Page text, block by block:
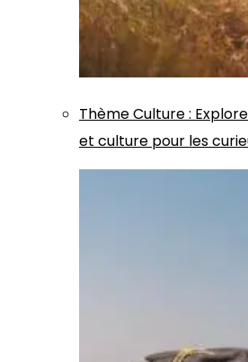
ThèmeCulture:
et culture pour les